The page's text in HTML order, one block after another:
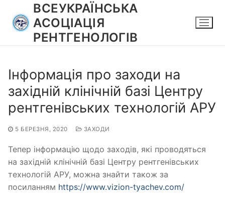
вмісту
ВСЕУКРАЇНСЬКА
АСОЦІАЦІЯ
РЕНТГЕНОЛОГІВ
Інформація про заходи на
західній клінічній базі Центру
рентгенівських технологій АРУ
5 БЕРЕЗНЯ, 2020 ЗАХОДИ
Тепер інформацію щодо заходів, які проводяться
на західній клінічній базі Центру рентгенівських
технологій АРУ, можна знайти також за
посиланням https://www.vizion-tyachev.com/